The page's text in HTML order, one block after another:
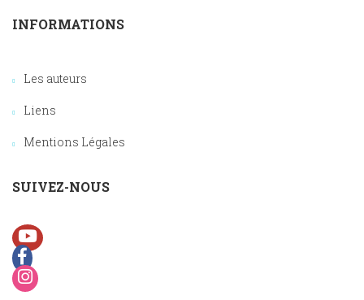
INFORMATIONS
Les auteurs
Liens
Mentions Légales
SUIVEZ-NOUS